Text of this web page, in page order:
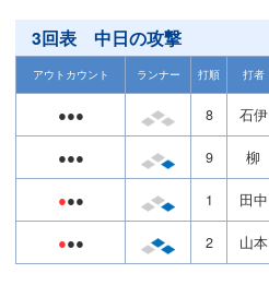
3回表 中日の攻撃
アウトカウント ランナー 打順 打者
●●● 8 石伊
●●● 9 柳
●●● 1 田中
●●● 2 山本